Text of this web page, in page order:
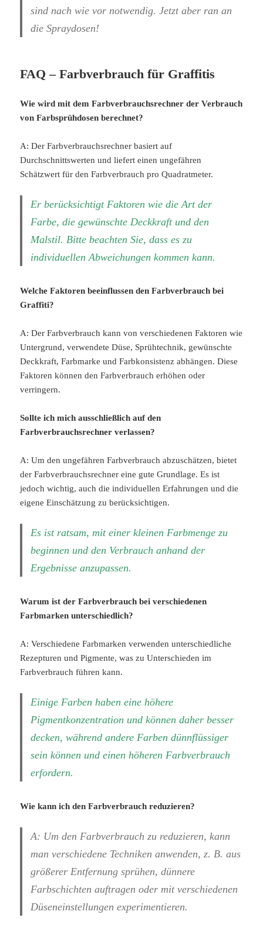
sind nach wie vor notwendig. Jetzt aber ran an
die Spraydosen!
FAQ – Farbverbrauch für Graffitis
Wie wird mit dem Farbverbrauchsrechner der Verbrauch
von Farbsprühdosen berechnet?
A: Der Farbverbrauchsrechner basiert auf
Durchschnittswerten und liefert einen ungefähren
Schätzwert für den Farbverbrauch pro Quadratmeter.
Er berücksichtigt Faktoren wie die Art der
Farbe, die gewünschte Deckkraft und den
Malstil. Bitte beachten Sie, dass es zu
individuellen Abweichungen kommen kann.
Welche Faktoren beeinflussen den Farbverbrauch bei
Graffiti?
A: Der Farbverbrauch kann von verschiedenen Faktoren wie
Untergrund, verwendete Düse, Sprühtechnik, gewünschte
Deckkraft, Farbmarke und Farbkonsistenz abhängen. Diese
Faktoren können den Farbverbrauch erhöhen oder
verringern.
Sollte ich mich ausschließlich auf den
Farbverbrauchsrechner verlassen?
A: Um den ungefähren Farbverbrauch abzuschätzen, bietet
der Farbverbrauchsrechner eine gute Grundlage. Es ist
jedoch wichtig, auch die individuellen Erfahrungen und die
eigene Einschätzung zu berücksichtigen.
Es ist ratsam, mit einer kleinen Farbmenge zu
beginnen und den Verbrauch anhand der
Ergebnisse anzupassen.
Warum ist der Farbverbrauch bei verschiedenen
Farbmarken unterschiedlich?
A: Verschiedene Farbmarken verwenden unterschiedliche
Rezepturen und Pigmente, was zu Unterschieden im
Farbverbrauch führen kann.
Einige Farben haben eine höhere
Pigmentkonzentration und können daher besser
decken, während andere Farben dünnflüssiger
sein können und einen höheren Farbverbrauch
erfordern.
Wie kann ich den Farbverbrauch reduzieren?
A: Um den Farbverbrauch zu reduzieren, kann
man verschiedene Techniken anwenden, z. B. aus
größerer Entfernung sprühen, dünnere
Farbschichten auftragen oder mit verschiedenen
Düseneinstellungen experimentieren.